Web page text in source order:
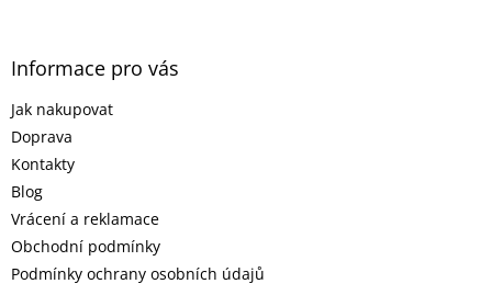
Informace pro vás
Jak nakupovat
Doprava
Kontakty
Blog
Vrácení a reklamace
Obchodní podmínky
Podmínky ochrany osobních údajů